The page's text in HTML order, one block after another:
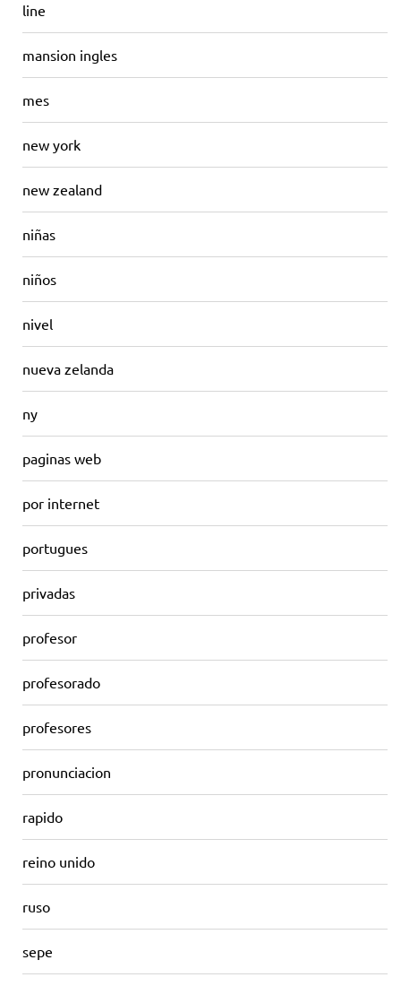
line
mansion ingles
mes
new york
new zealand
niñas
niños
nivel
nueva zelanda
ny
paginas web
por internet
portugues
privadas
profesor
profesorado
profesores
pronunciacion
rapido
reino unido
ruso
sepe